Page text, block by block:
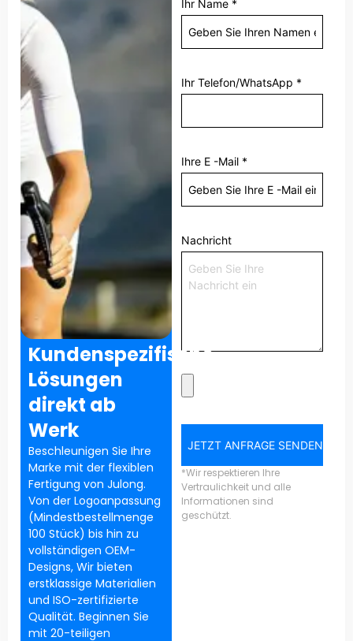
Ihr Name *
Ihr Telefon/WhatsApp *
Ihre E -Mail *
Nachricht
JETZT ANFRAGE SENDEN
*Wir respektieren Ihre
Vertraulichkeit und alle
Informationen sind
geschützt.
Kundenspezifische
Lösungen
direkt ab
Werk
Beschleunigen Sie Ihre
Marke mit der flexiblen
Fertigung von Julong.
Von der Logoanpassung
(Mindestbestellmenge
100 Stück) bis hin zu
vollständigen OEM-
Designs, Wir bieten
erstklassige Materialien
und ISO-zertifizierte
Qualität. Beginnen Sie
mit 20-teiligen